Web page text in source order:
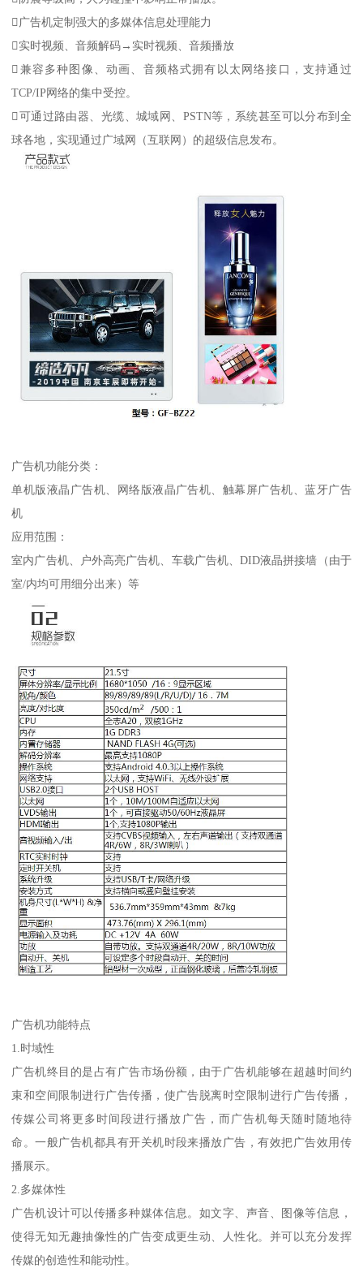
广告机定制强大的多媒体信息处理能力
实时视频、音频解码→实时视频、音频播放
兼容多种图像、动画、音频格式拥有以太网络接口，支持通过
TCP/IP网络的集中受控。
可通过路由器、光缆、城域网、PSTN等，系统甚至可以分布到全
球各地，实现通过广域网（互联网）的超级信息发布。
广告机功能分类：
单机版液晶广告机、网络版液晶广告机、触幕屏广告机、蓝牙广告
机
应用范围：
室内广告机、户外高亮广告机、车载广告机、DID液晶拼接墙（由于
室/内均可用细分出来）等
广告机功能特点
1.时域性
广告机终目的是占有广告市场份额，由于广告机能够在超越时间约
束和空间限制进行广告传播，使广告脱离时空限制进行广告传播，
传媒公司将更多时间段进行播放广告，而广告机每天随时随地待
命。一般广告机都具有开关机时段来播放广告，有效把广告效用传
播展示。
2.多媒体性
广告机设计可以传播多种媒体信息。如文字、声音、图像等信息，
使得无知无趣抽像性的广告变成更生动、人性化。并可以充分发挥
传媒的创造性和能动性。